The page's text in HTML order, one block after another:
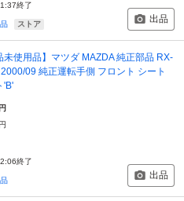
終了
ストア 出品
未使用品】マツダ MAZDA 純正部品 RX-
09 純正運転手側 フロント シート
'B'
円
円
終了
出品